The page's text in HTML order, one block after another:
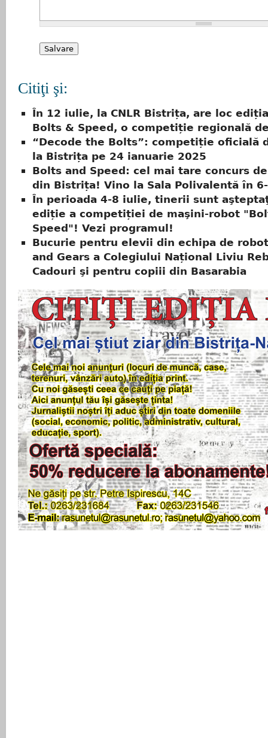
Citiţi şi:
În 12 iulie, la CNLR Bistrița, are loc
Bolts & Speed, o competiție regională
“Decode the Bolts”: competiție oficială
la Bistrița pe 24 ianuarie 2025
Bolts and Speed: cel mai tare concurs
din Bistrița! Vino la Sala Polivalentă în
În perioada 4-8 iulie, tinerii sunt
ediție a competiției de maşini-robot
Speed"! Vezi programul!
Bucurie pentru elevii din echipa de
and Gears a Colegiului Național Liviu
Cadouri şi pentru copiii din Basarabia